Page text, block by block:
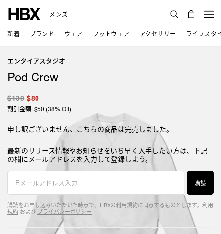
メンズ
新着 ブランド ウェア フットウェア アクセサリー ライフスタ
エンタイアスタジオ
Pod Crew
$130 $80
割引金額: $50 (38% Off)
申し訳ございません、こちらの商品は完売しました。
最新のリリース情報やお知らせをいち早く入手したい方は、下記
の欄にメールアドレスを入力して登録しよう。
購読
購読をお申し込みいただいた時点で、HBXの利用規約に同意するものとします。 利用
規約 および プライバシーポリシー